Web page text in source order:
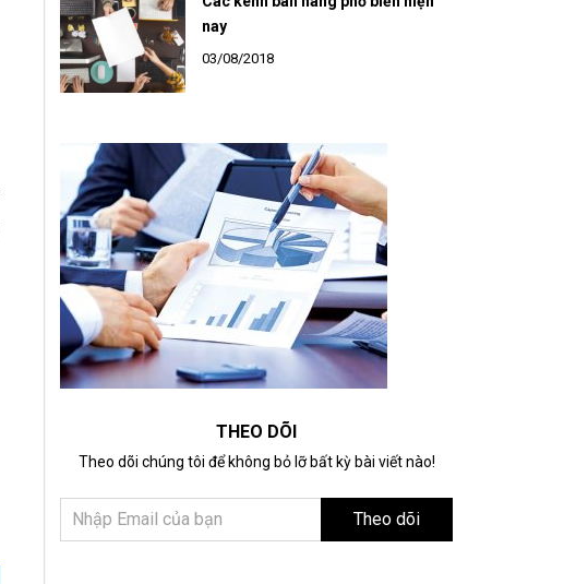
Các kênh bán hàng phổ biến hiện
THEO DÕI
Theo dõi